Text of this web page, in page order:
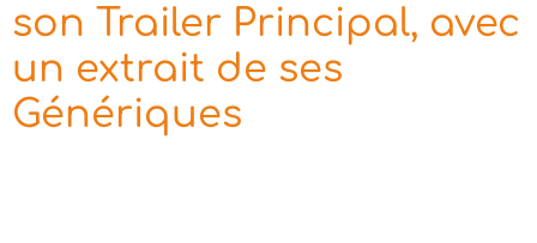
son Trailer Principal, avec
un extrait de ses
Génériques